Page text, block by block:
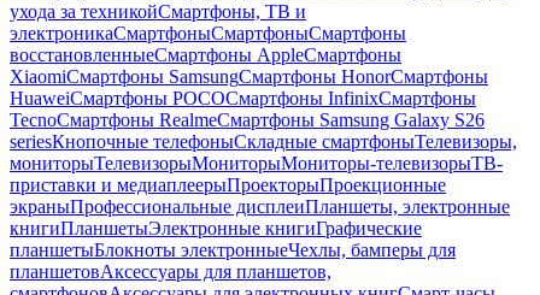
ухода за техникойСмартфоны, ТВ и
электроникаСмартфоныСмартфоныСмартфоны
восстановленныеСмартфоны AppleСмартфоны
XiaomiСмартфоны SamsungСмартфоны HonorСмартфоны
HuaweiСмартфоны POCOСмартфоны InfinixСмартфоны
TecnoСмартфоны RealmeСмартфоны Samsung Galaxy S26
seriesКнопочные телефоныСкладные смартфоныТелевизоры,
мониторыТелевизорыМониторыМониторы-телевизорыТВ-
приставки и медиаплеерыПроекторыПроекционные
экраныПрофессиональные дисплеиПланшеты, электронные
книгиПланшетыЭлектронные книгиГрафические
планшетыБлокноты электронныеЧехлы, бамперы для
планшетовАксессуары для планшетов,